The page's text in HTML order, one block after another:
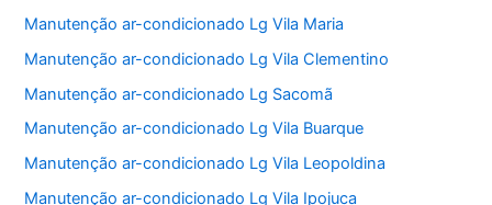
Manutenção ar-condicionado Lg Vila Maria
Manutenção ar-condicionado Lg Vila Clementino
Manutenção ar-condicionado Lg Sacomã
Manutenção ar-condicionado Lg Vila Buarque
Manutenção ar-condicionado Lg Vila Leopoldina
Manutenção ar-condicionado Lg Vila Ipojuca